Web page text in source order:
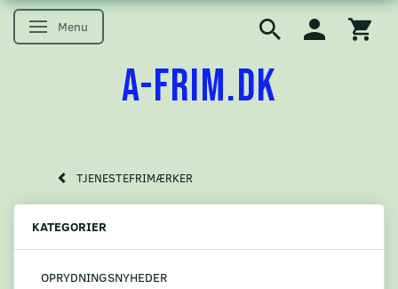
Skifte navigation
Menu
A-FRIM.DK
TJENESTEFRIMÆRKER
KATEGORIER
OPRYDNINGSNYHEDER